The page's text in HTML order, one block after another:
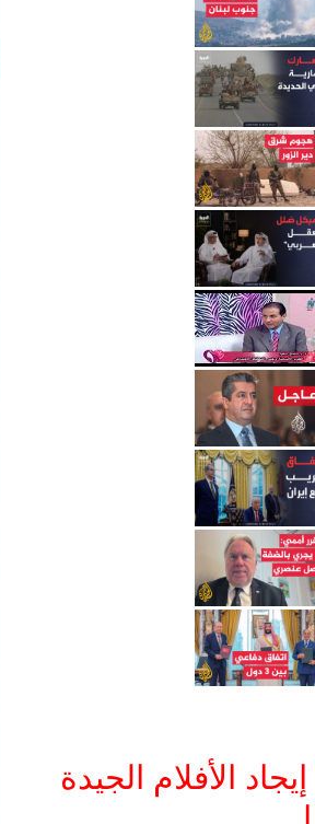
الأفلام الجيدة